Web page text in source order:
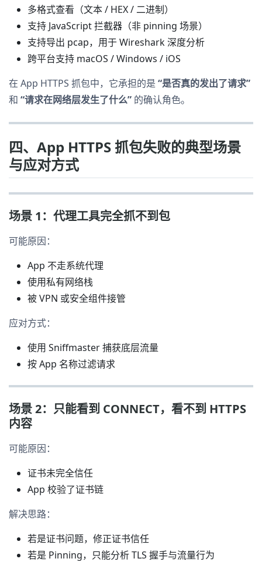
多格式查看（文本 / HEX / 二进制）
支持 JavaScript 拦截器（非 pinning 场景）
支持导出 pcap，用于 Wireshark 深度分析
跨平台支持 macOS / Windows / iOS
在 App HTTPS 抓包中，它承担的是 “是否真的发出了请求”
和 “请求在网络层发生了什么” 的确认角色。
四、App HTTPS 抓包失败的典型场景
与应对方式
场景 1：代理工具完全抓不到包
可能原因：
App 不走系统代理
使用私有网络栈
被 VPN 或安全组件接管
应对方式：
使用 Sniffmaster 捕获底层流量
按 App 名称过滤请求
场景 2：只能看到 CONNECT，看不到 HTTPS
内容
可能原因：
证书未完全信任
App 校验了证书链
解决思路：
若是证书问题，修正证书信任
若是 Pinning，只能分析 TLS 握手与流量行为